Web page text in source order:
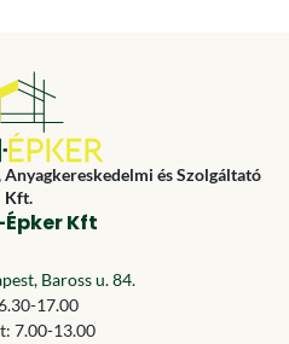
és Szolgáltató
Kft.
Kft
Baross u. 84.
17.00
7.00-13.00